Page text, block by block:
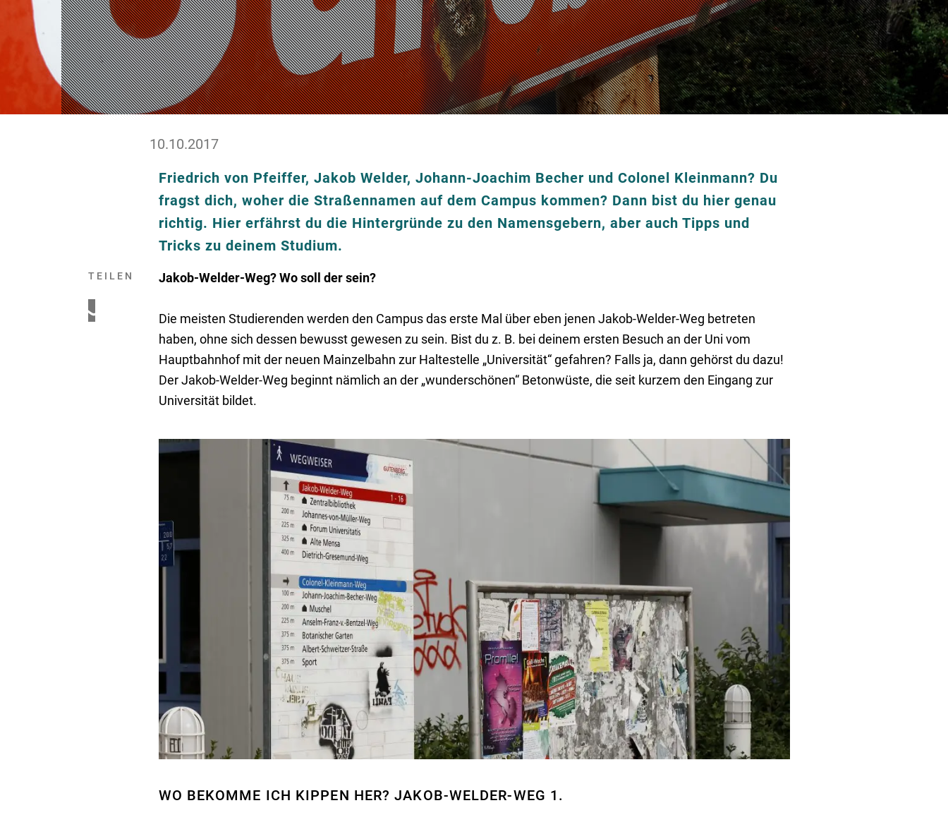
10.10.2017
Friedrich von Pfeiffer, Jakob Welder, Johann-Joachim Becher und Colonel Kleinmann? Du
fragst dich, woher die Straßennamen auf dem Campus kommen? Dann bist du hier genau
richtig. Hier erfährst du die Hintergründe zu den Namensgebern, aber auch Tipps und
Tricks zu deinem Studium.
Jakob-Welder-Weg? Wo soll der sein?
Die meisten Studierenden werden den Campus das erste Mal über eben jenen Jakob-Welder-Weg betreten
haben, ohne sich dessen bewusst gewesen zu sein. Bist du z. B. bei deinem ersten Besuch an der Uni vom
Hauptbahnhof mit der neuen Mainzelbahn zur Haltestelle „Universität“ gefahren? Falls ja, dann gehörst du dazu!
Der Jakob-Welder-Weg beginnt nämlich an der „wunderschönen“ Betonwüste, die seit kurzem den Eingang zur
Universität bildet.
WO BEKOMME ICH KIPPEN HER? JAKOB-WELDER-WEG 1.
TEILEN